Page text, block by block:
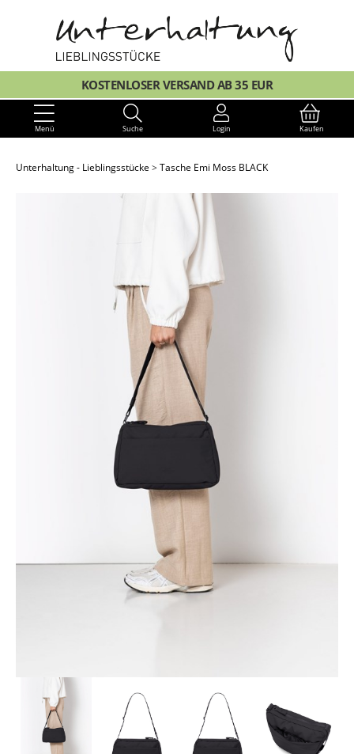
KOSTENLOSER VERSAND AB 35 EUR
Menü Suche Login Kaufen
Unterhaltung - Lieblingsstücke Tasche Emi Moss BLACK